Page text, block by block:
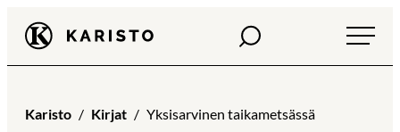
Siirry
suoraan
sisältöön
Karisto Haku
Karisto Kirjat Yksisarvinen taikametsässä